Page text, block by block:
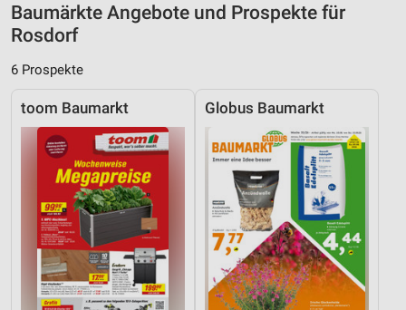
Baumärkte Angebote und Prospekte für
Rosdorf
6 Prospekte
toom Baumarkt Globus Baumarkt
Inhalten
IAB-Besonderheiten:
Verwendung genauer Standortdaten
Geräte anhand von aktiv angeforderten
Nicht-IAB-Verarbeitungszwecke:
Notwendig
Performance
Funktional
Werbung